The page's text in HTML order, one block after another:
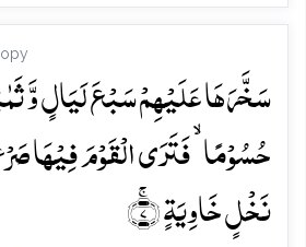
سَخَّرَہَا عَلَیۡہِمۡ سَبۡعَ لَیَالٍ وَّ
حُسُوۡمًا ۙ فَتَرَی الۡقَوۡمَ فِیۡہَا
نَخۡلٍ خَاوِیَۃٍ ۚ﴿۷﴾